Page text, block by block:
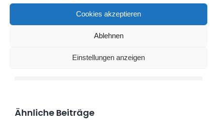
Cookies akzeptieren
Ablehnen
Einstellungen anzeigen
Share This Story, Choose Your
Platform!
RedditLinkedInWhatsApp
Ähnliche Beiträge